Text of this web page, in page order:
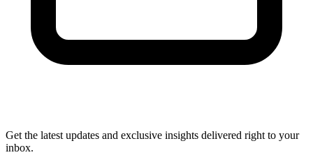
Get the latest updates and exclusive insights delivered right to your
inbox.